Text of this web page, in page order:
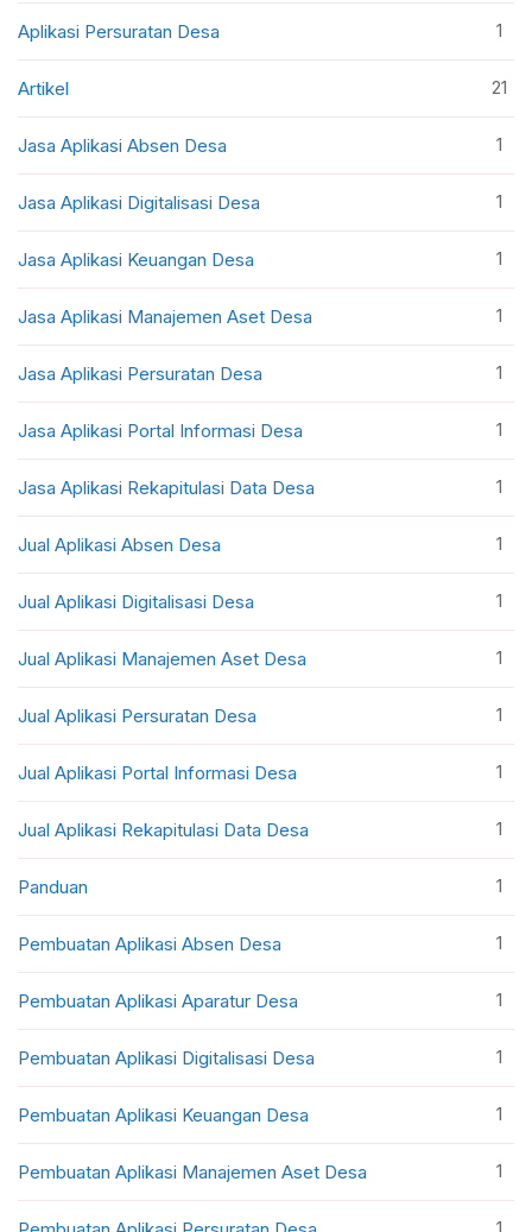
Aplikasi Persuratan Desa 1
Artikel 21
Jasa Aplikasi Absen Desa 1
Jasa Aplikasi Digitalisasi Desa 1
Jasa Aplikasi Keuangan Desa 1
Jasa Aplikasi Manajemen Aset Desa 1
Jasa Aplikasi Persuratan Desa 1
Jasa Aplikasi Portal Informasi Desa 1
Jasa Aplikasi Rekapitulasi Data Desa 1
Jual Aplikasi Absen Desa 1
Jual Aplikasi Digitalisasi Desa 1
Jual Aplikasi Manajemen Aset Desa 1
Jual Aplikasi Persuratan Desa 1
Jual Aplikasi Portal Informasi Desa 1
Jual Aplikasi Rekapitulasi Data Desa 1
Panduan 1
Pembuatan Aplikasi Absen Desa 1
Pembuatan Aplikasi Aparatur Desa 1
Pembuatan Aplikasi Digitalisasi Desa 1
Pembuatan Aplikasi Keuangan Desa 1
Pembuatan Aplikasi Manajemen Aset Desa 1